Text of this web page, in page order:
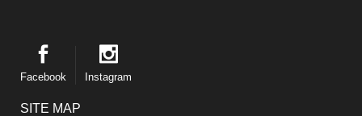
Facebook Instagram
SITE MAP